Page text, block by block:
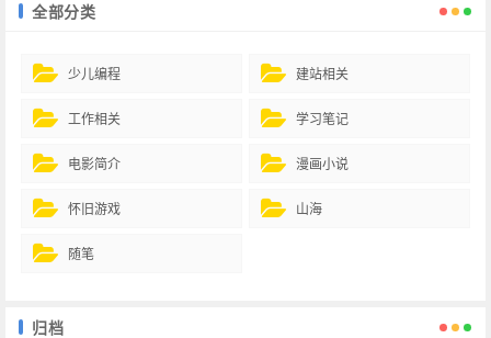
全部分类
少儿编程 建站相关
工作相关 学习笔记
电影简介 漫画小说
怀旧游戏 山海
随笔
归档